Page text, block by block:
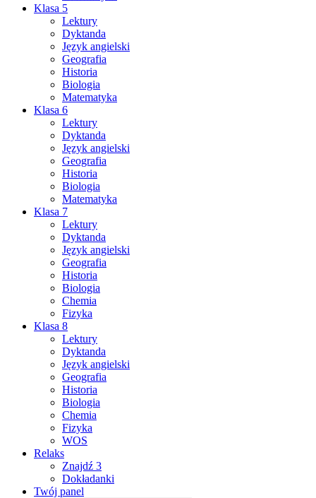
Klasa 5
Lektury
Dyktanda
Język angielski
Geografia
Historia
Biologia
Matematyka
Klasa 6
Lektury
Dyktanda
Język angielski
Geografia
Historia
Biologia
Matematyka
Klasa 7
Lektury
Dyktanda
Język angielski
Geografia
Historia
Biologia
Chemia
Fizyka
Klasa 8
Lektury
Dyktanda
Język angielski
Geografia
Historia
Biologia
Chemia
Fizyka
WOS
Relaks
Znajdź 3
Dokładanki
Twój panel